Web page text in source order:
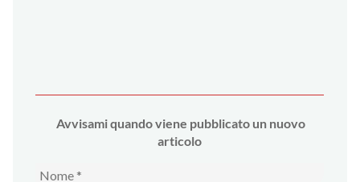
Avvisami quando viene pubblicato un nuovo
articolo